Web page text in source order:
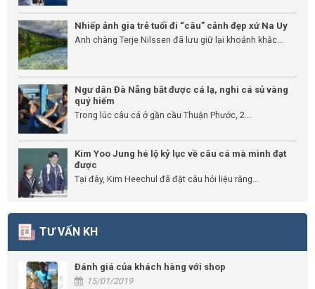
Nhiếp ảnh gia trẻ tuổi đi “câu” cảnh đẹp xứ Na Uy
Anh chàng Terje Nilssen đã lưu giữ lại khoảnh khắc...
Ngư dân Đà Nẵng bắt được cá lạ, nghi cá sủ vàng
quý hiếm
Trong lúc câu cá ở gần cầu Thuận Phước, 2...
Kim Yoo Jung hé lộ kỷ lục về câu cá mà mình đạt
được
Tại đây, Kim Heechul đã đặt câu hỏi liệu rằng...
TƯ VẤN KH
Đánh giá của khách hàng với shop
15/01/2019